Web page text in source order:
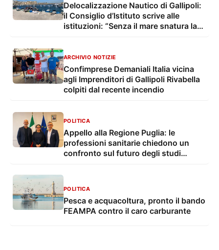
Delocalizzazione Nautico di Gallipoli:
il Consiglio d’Istituto scrive alle
istituzioni: “Senza il mare snatura la
ARCHIVIO NOTIZIE
Confimprese Demaniali Italia vicina
agli Imprenditori di Gallipoli Rivabella
colpiti dal recente incendio
POLITICA
Appello alla Regione Puglia: le
professioni sanitarie chiedono un
confronto sul futuro degli studi
POLITICA
Pesca e acquacoltura, pronto il bando
FEAMPA contro il caro carburante